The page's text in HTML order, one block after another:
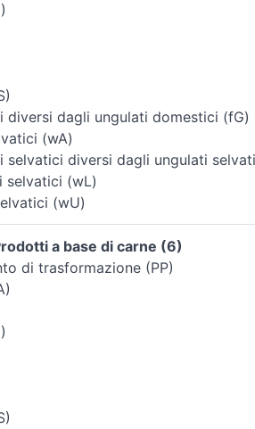
diversi dagli ungulati domestici (fG)
(wA)
selvatici diversi dagli ungulati
selvatici (wL)
(wU)
a base di carne (6)
di trasformazione (PP)